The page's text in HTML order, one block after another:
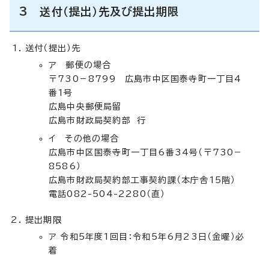
3 送付（提出）先及び提出期限
送付（提出）先
ア 郵便の場合
〒730－8799 広島市中区国泰寺町一丁目4
番1号
広島中央郵便局留
広島市財政局契約部 行
イ その他の場合
広島市中区国泰寺町一丁目6番34号（〒730－
8586）
広島市財政局契約部工事契約課（本庁舎15階）
電話082-504-2280（直）
提出期限
ア 令和5年度1回目：令和5年6月23日（金曜）必
着